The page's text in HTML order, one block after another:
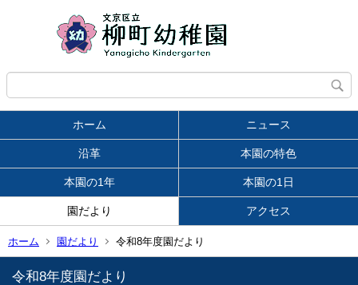
ホーム ニュース
沿革 本園の特色
本園の1年 本園の1日
園だより アクセス
ホーム 園だより 令和8年度園だより
令和8年度園だより